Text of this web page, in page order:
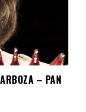
– PAN